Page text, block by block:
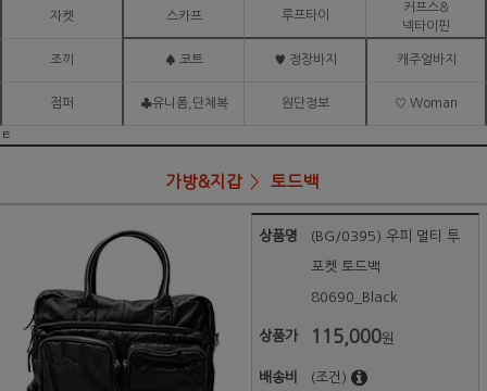
자켓 스카프 루프타이
커프스&
넥타이핀
조끼 ♠ 코트 ♥ 정장바지 캐주얼바지
점퍼 ♣유니폼,단체복 원단정보 ♡ Woman
ㅌ
가방&지갑 토드백
상품명 (BG/0395) 우피 멀티 투
포켓 토드백
80690_Black
상품가 115,000원
배송비 (조건)